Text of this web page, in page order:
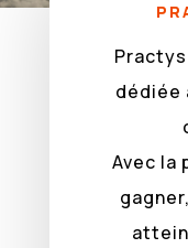
dédiée
Avec la